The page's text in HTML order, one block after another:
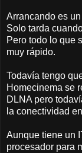
Arrancando es
Solo tarda
Pero todo lo que
muy rápido.
Todavía tengo
Homecinema se
DLNA pero
la conectividad
Aunque tiene un
procesador para